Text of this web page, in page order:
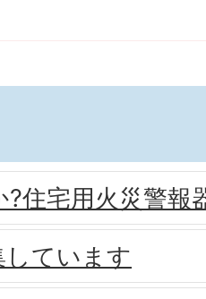
住宅用火災警報
ています